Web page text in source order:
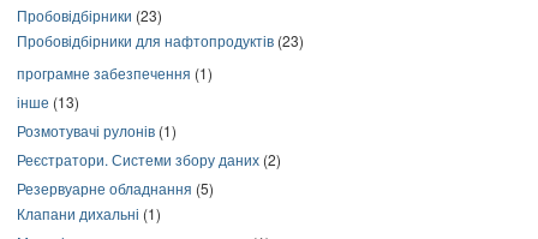
Пробовідбірники (23)
Пробовідбірники для нафтопродуктів (23)
програмне забезпечення (1)
інше (13)
Розмотувачі рулонів (1)
Реєстратори. Системи збору даних (2)
Резервуарне обладнання (5)
Клапани дихальні (1)